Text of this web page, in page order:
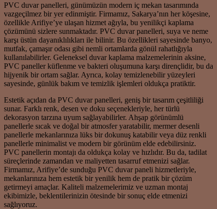
PVC duvar panelleri, günümüzün modern iç mekan tasarımında
vazgeçilmez bir yer edinmiştir. Firmamız, Sakarya’nın her köşesine,
özellikle Arifiye’ye ulaşan hizmet ağıyla, bu yenilikçi kaplama
çözümünü sizlere sunmaktadır. PVC duvar panelleri, suya ve neme
karşı üstün dayanıklılıkları ile bilinir. Bu özellikleri sayesinde banyo,
mutfak, çamaşır odası gibi nemli ortamlarda gönül rahatlığıyla
kullanılabilirler. Geleneksel duvar kaplama malzemelerinin aksine,
PVC paneller küflenme ve bakteri oluşumuna karşı dirençlidir, bu da
hijyenik bir ortam sağlar. Ayrıca, kolay temizlenebilir yüzeyleri
sayesinde, günlük bakım ve temizlik işlemleri oldukça pratiktir.
Estetik açıdan da PVC duvar panelleri, geniş bir tasarım çeşitliliği
sunar. Farklı renk, desen ve doku seçenekleriyle, her türlü
dekorasyon tarzına uyum sağlayabilirler. Ahşap görünümlü
panellerle sıcak ve doğal bir atmosfer yaratabilir, mermer desenli
panellerle mekanlarınıza lüks bir dokunuş katabilir veya düz renkli
panellerle minimalist ve modern bir görünüm elde edebilirsiniz.
PVC panellerin montajı da oldukça kolay ve hızlıdır. Bu da, tadilat
süreçlerinde zamandan ve maliyetten tasarruf etmenizi sağlar.
Firmamız, Arifiye’de sunduğu PVC duvar paneli hizmetleriyle,
mekanlarınıza hem estetik bir yenilik hem de pratik bir çözüm
getirmeyi amaçlar. Kaliteli malzemelerimiz ve uzman montaj
ekibimizle, beklentilerinizin ötesinde bir sonuç elde etmenizi
sağlıyoruz.